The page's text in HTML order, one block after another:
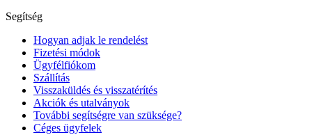
Segítség
Hogyan adjak le rendelést
Fizetési módok
Ügyfélfiókom
Szállítás
Visszaküldés és visszatérítés
Akciók és utalványok
További segítségre van szüksége?
Céges ügyfelek